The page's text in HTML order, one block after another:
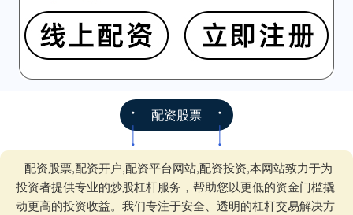
配资股票
配资股票,配资开户,配资平台网站,配资投资,本网站致力于为
投资者提供专业的炒股杠杆服务，帮助您以更低的资金门槛撬
动更高的投资收益。我们专注于安全、透明的杠杆交易解决方